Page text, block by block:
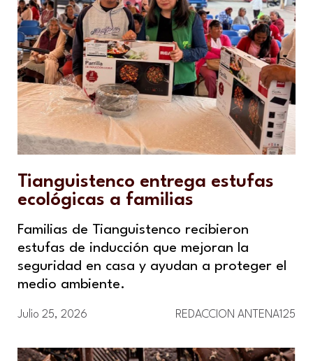
Tianguistenco entrega estufas
ecológicas a familias
Familias de Tianguistenco recibieron
estufas de inducción que mejoran la
seguridad en casa y ayudan a proteger el
medio ambiente.
Julio 25, 2026 REDACCION ANTENA125